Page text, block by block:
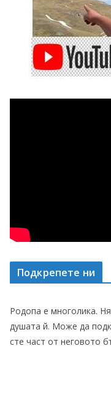
Подкрепете ни
Родопа е многолика.
душата й. Може да
сте част от неговото